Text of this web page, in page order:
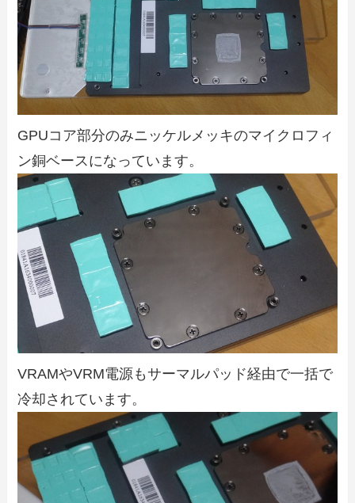
GPUコア部分のみニッケルメッキのマイクロフィ
ン銅ベースになっています。
VRAMやVRM電源もサーマルパッド経由で一括で
冷却されています。